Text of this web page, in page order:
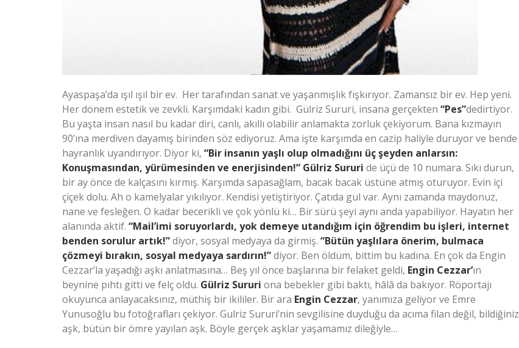
Ayaspaşa’da ışıl ışıl bir ev. Her tarafından sanat ve yaşanmışlık fışkırıyor. Zamansız bir ev. Hep yeni.
Her dönem estetik ve zevkli. Karşımdaki kadın gibi. Gülriz Sururi, insana gerçekten “Pes”dedirtiyor.
Bu yaşta insan nasıl bu kadar diri, canlı, akıllı olabilir anlamakta zorluk çekiyorum. Bana kızmayın
90’ına merdiven dayamış birinden söz ediyoruz. Ama işte karşımda en cazip haliyle duruyor ve bende
hayranlık uyandırıyor. Diyor ki, “Bir insanın yaşlı olup olmadığını üç şeyden anlarsın:
Konuşmasından, yürümesinden ve enerjisinden!” Gülriz Sururi de üçü de 10 numara. Sıkı durun,
bir ay önce de kalçasını kırmış. Karşımda sapasağlam, bacak bacak üstüne atmış oturuyor. Evin içi
çiçek dolu. Ah o kamelyalar yıkılıyor. Kendisi yetiştiriyor. Çatıda gül var. Aynı zamanda maydonuz,
nane ve fesleğen. O kadar becerikli ve çok yönlü ki… Bir sürü şeyi aynı anda yapabiliyor. Hayatın her
alanında aktif. “Mail’imi soruyorlardı, yok demeye utandığım için öğrendim bu işleri, internet
benden sorulur artık!”diyor, sosyal medyaya da girmiş. “Bütün yaşlılara önerim, bulmaca
çözmeyi bırakın, sosyal medyaya sardırın!”diyor. Ben öldüm, bittim bu kadına. En çok da Engin
Cezzar’la yaşadığı aşkı anlatmasına… Beş yıl önce başlarına bir felaket geldi, Engin Cezzar’ın
beynine pıhtı gitti ve felç oldu. Gülriz Sururi ona bebekler gibi baktı, hâlâ da bakıyor. Röportajı
okuyunca anlayacaksınız, müthiş bir ikililer. Bir ara Engin Cezzar, yanımıza geliyor ve Emre
Yunusoğlu bu fotoğrafları çekiyor. Gulriz Sururi’nin sevgilisine duyduğu da acıma filan değil, bildiğiniz
aşk, bütün bir ömre yayılan aşk. Böyle gerçek aşklar yaşamamız dileğiyle…